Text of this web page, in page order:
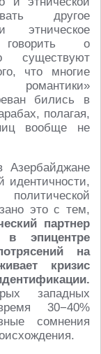
другое
этническое
о
существуют
что многие
романтики»
бились в
полагая,
вообще не
Азербайджане
идентичности,
это с тем,
партнер
эпицентре
на
кризис
западных
30−40%
сомнения